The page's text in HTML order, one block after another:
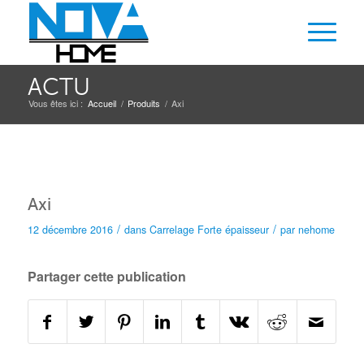
ACTU
Vous êtes ici : Accueil / Produits / Axi
Axi
12 décembre 2016 / dans Carrelage Forte épaisseur / par nehome
Partager cette publication